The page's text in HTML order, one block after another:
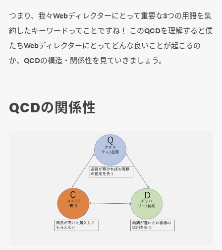
つまり、我々Webディレクターにとって重要な3つの用語を集
約したキーワードってことですね！ このQCDを理解すると僕
たちWebディレクターにとってどんな良いことが起こるの
か、QCDの構造・関係性を見ていきましょう。
QCDの関係性